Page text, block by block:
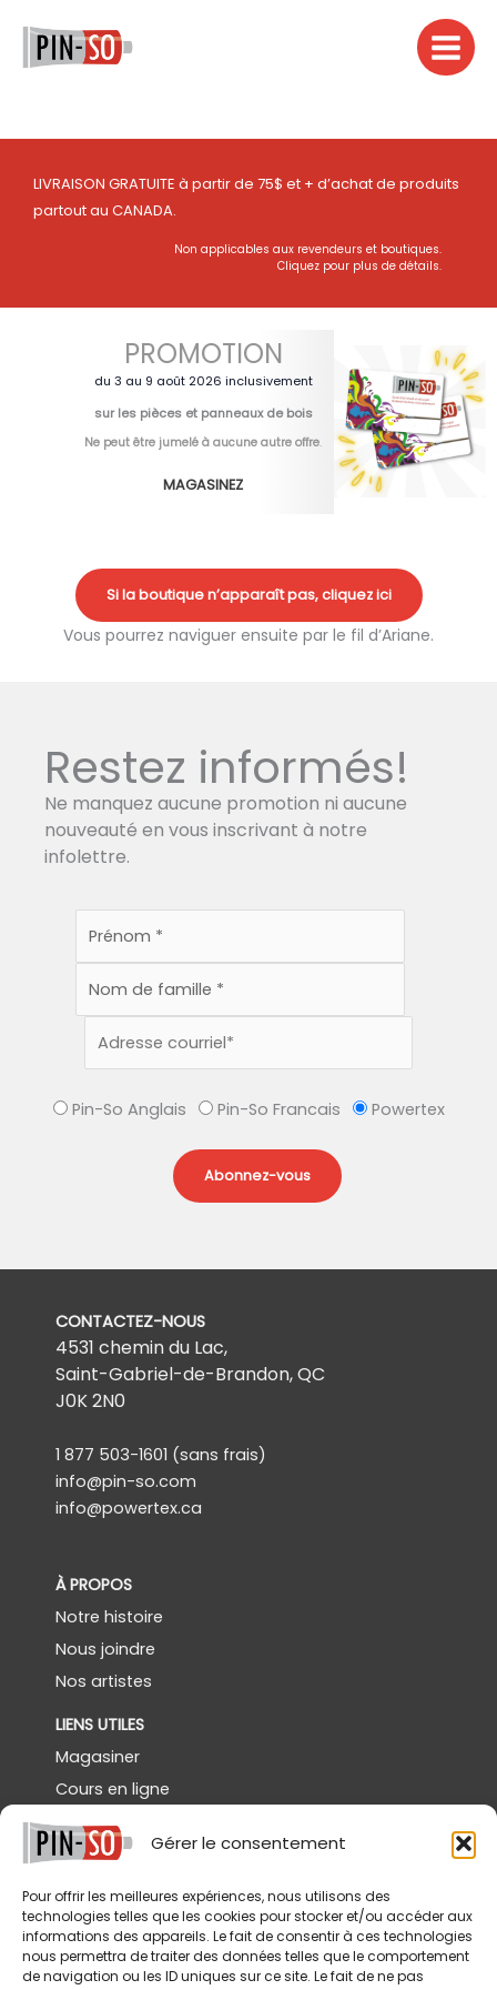
Gérer le consentement
Pour offrir les meilleures expériences, nous utilisons des
technologies telles que les cookies pour stocker et/ou accéder aux
informations des appareils. Le fait de consentir à ces technologies
nous permettra de traiter des données telles que le comportement
de navigation ou les ID uniques sur ce site. Le fait de ne pas
contenu
LIVRAISON GRATUITE à partir de 75$ et + d’achat de produits
partout au CANADA.
Non applicables aux revendeurs et boutiques.
Cliquez pour plus de détails.
PROMOTION
du 3 au 9 août 2026 inclusivement
sur les pièces et panneaux de bois
Ne peut être jumelé à aucune autre offre.
MAGASINEZ
Si la boutique n’apparaît pas, cliquez ici
Vous pourrez naviguer ensuite par le fil d’Ariane.
Restez informés!
Ne manquez aucune promotion ni aucune
nouveauté en vous inscrivant à notre
infolettre.
Pin-So Anglais Pin-So Francais Powertex
CONTACTEZ-NOUS
4531 chemin du Lac,
Saint-Gabriel-de-Brandon, QC
J0K 2N0
1 877 503-1601 (sans frais)
info@pin-so.com
info@powertex.ca
À PROPOS
Notre histoire
Nous joindre
Nos artistes
LIENS UTILES
Magasiner
Cours en ligne
Démos gratuites
Powertex Canada
SERVICES
Livraison